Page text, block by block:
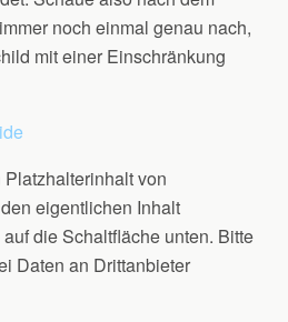
noch einmal genau nach,
mit einer Einschränkung
von
eigentlichen Inhalt
die Schaltfläche unten. Bitte
Daten an Drittanbieter